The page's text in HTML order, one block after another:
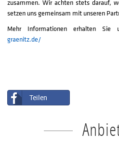
zusammen. Wir achten stets darauf,
setzen uns gemeinsam mit unseren
Mehr Informationen erhalten Sie
graenitz.de/
Teilen